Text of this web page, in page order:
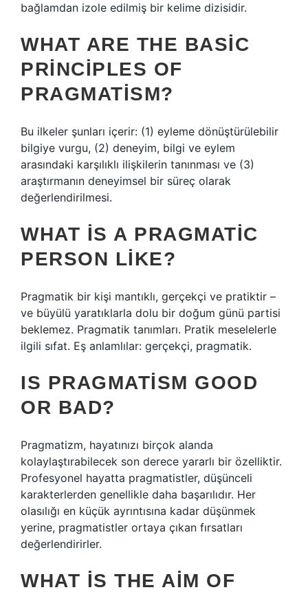
bağlamdan izole edilmiş bir kelime dizisidir.
WHAT ARE THE BASIC
PRINCIPLES OF
PRAGMATISM?
Bu ilkeler şunları içerir: (1) eyleme dönüştürülebilir
bilgiye vurgu, (2) deneyim, bilgi ve eylem
arasındaki karşılıklı ilişkilerin tanınması ve (3)
araştırmanın deneyimsel bir süreç olarak
değerlendirilmesi.
WHAT IS A PRAGMATIC
PERSON LIKE?
Pragmatik bir kişi mantıklı, gerçekçi ve pratiktir –
ve büyülü yaratıklarla dolu bir doğum günü partisi
beklemez. Pragmatik tanımları. Pratik meselelerle
ilgili sıfat. Eş anlamlılar: gerçekçi, pragmatik.
IS PRAGMATISM GOOD
OR BAD?
Pragmatizm, hayatınızı birçok alanda
kolaylaştırabilecek son derece yararlı bir özelliktir.
Profesyonel hayatta pragmatistler, düşünceli
karakterlerden genellikle daha başarılıdır. Her
olasılığı en küçük ayrıntısına kadar düşünmek
yerine, pragmatistler ortaya çıkan fırsatları
değerlendirirler.
WHAT IS THE AIM OF